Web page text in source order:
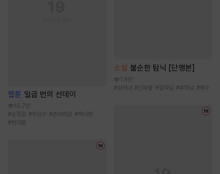
웹툰 일곱 번의 선데이
10.7만
#순정공 #무심수 #츤데레공 #짝사랑
#현대물
소설 불순한 탐닉 [단행본]
1.9만
#상처녀 #신파물 #집착남 #후회남 #복수